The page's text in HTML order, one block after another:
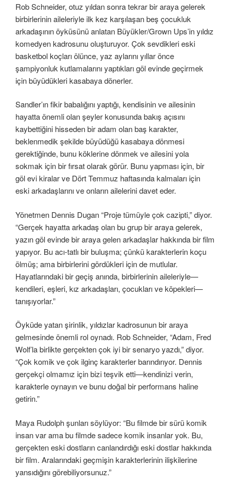
Rob Schneider, otuz yıldan sonra tekrar bir araya gelerek
birbirlerinin aileleriyle ilk kez karşılaşan beş çocukluk
arkadaşının öyküsünü anlatan Büyükler/Grown Ups’in yıldız
komedyen kadrosunu oluşturuyor. Çok sevdikleri eski
basketbol koçları ölünce, yaz aylarını yıllar önce
şampiyonluk kutlamalarını yaptıkları göl evinde geçirmek
için büyüdükleri kasabaya dönerler.
Sandler’ın fikir babalığını yaptığı, kendisinin ve ailesinin
hayatta önemli olan şeyler konusunda bakış açısını
kaybettiğini hisseden bir adam olan baş karakter,
beklenmedik şekilde büyüdüğü kasabaya dönmesi
gerektiğinde, bunu köklerine dönmek ve ailesini yola
sokmak için bir fırsat olarak görür. Bunu yapması için, bir
göl evi kiralar ve Dört Temmuz haftasında kalmaları için
eski arkadaşlarını ve onların ailelerini davet eder.
Yönetmen Dennis Dugan “Proje tümüyle çok cazipti,” diyor.
“Gerçek hayatta arkadaş olan bu grup bir araya gelerek,
yazın göl evinde bir araya gelen arkadaşlar hakkında bir film
yapıyor. Bu acı-tatlı bir buluşma; çünkü karakterlerin koçu
ölmüş; ama birbirlerini gördükleri için de mutlular.
Hayatlarındaki bir geçiş anında, birbirlerinin aileleriyle—
kendileri, eşleri, kız arkadaşları, çocukları ve köpekleri—
tanışıyorlar.”
Öyküde yatan şirinlik, yıldızlar kadrosunun bir araya
gelmesinde önemli rol oynadı. Rob Schneider, “Adam, Fred
Wolf’la birlikte gerçekten çok iyi bir senaryo yazdı,” diyor.
“Çok komik ve çok ilginç karakterler barındırıyor. Dennis
gerçekçi olmamız için bizi teşvik etti—kendinizi verin,
karakterle oynayın ve bunu doğal bir performans haline
getirin.”
Maya Rudolph şunları söylüyor: “Bu filmde bir sürü komik
insan var ama bu filmde sadece komik insanlar yok. Bu,
gerçekten eski dostların canlandırdığı eski dostlar hakkında
bir film. Aralarındaki geçmişin karakterlerinin ilişkilerine
yansıdığını görebiliyorsunuz.”